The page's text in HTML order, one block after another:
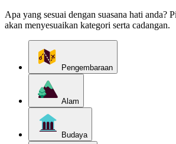
Apa yang sesuai dengan suasana hati anda?
akan menyesuaikan kategori serta cadangan.
Pengembaraan
Alam
Budaya